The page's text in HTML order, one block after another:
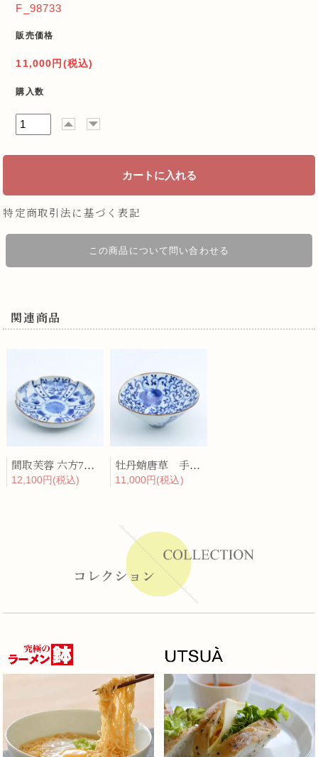
F_98733
販売価格
11,000円(税込)
購入数
特定商取引法に基づく表記
この商品について問い合わせる
関連商品
間取芙蓉 六方7寸皿
12,100円(税込)
牡丹蛸唐草 手造二方押向付
11,000円(税込)